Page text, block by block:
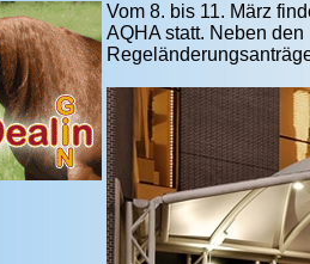
Vom 8. bis 11. März
AQHA statt. Neben